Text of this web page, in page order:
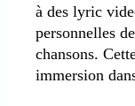
à des lyric
personnelles
chansons.
immersion